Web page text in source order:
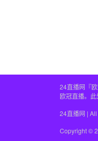
24直播网『
欧冠直播。
24直播网 |
Copyright ©